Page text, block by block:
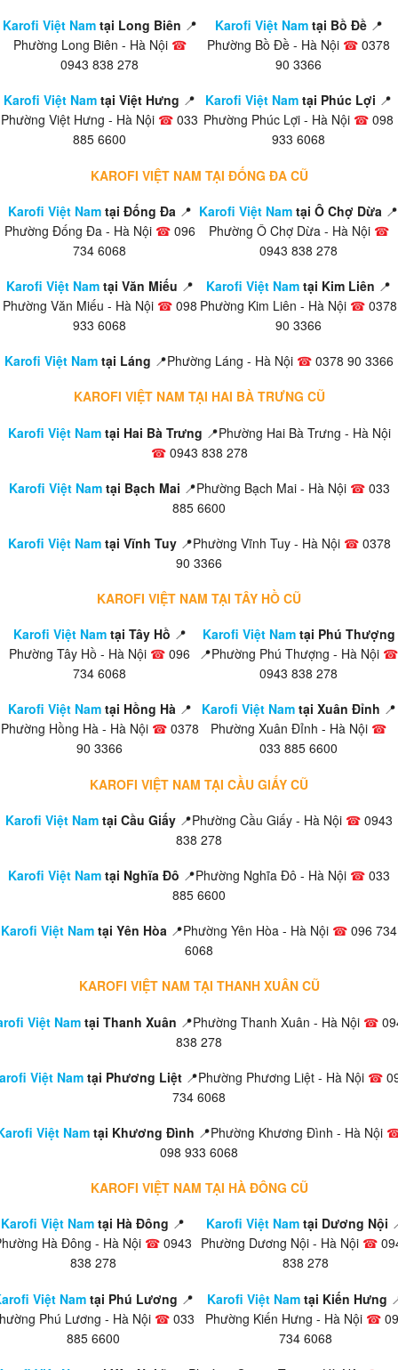
Karofi Việt Namtại Long Biên 📍
Phường Long Biên - Hà Nội ☎
0943 838 278
Karofi Việt Namtại Bồ Đề 📍
Phường Bồ Đề - Hà Nội ☎ 0378
90 3366
Karofi Việt Nam tại Việt Hưng 📍
Phường Việt Hưng - Hà Nội ☎ 033
885 6600
Karofi Việt Nam tại Phúc Lợi 📍
Phường Phúc Lợi - Hà Nội ☎ 098
933 6068
KAROFI VIỆT NAM TẠI ĐỐNG ĐA CŨ
Karofi Việt Namtại Đống Đa 📍
Phường Đống Đa - Hà Nội ☎096
734 6068
Karofi Việt Nam tại Ô Chợ Dừa 📍
Phường Ô Chợ Dừa - Hà Nội ☎
0943 838 278
Karofi Việt Namtại Văn Miếu 📍
Phường Văn Miếu - Hà Nội ☎098
933 6068
Karofi Việt Nam tại Kim Liên 📍
Phường Kim Liên - Hà Nội ☎ 0378
90 3366
Karofi Việt Nam tại Láng 📍Phường Láng - Hà Nội ☎ 0378 90 3366
KAROFI VIỆT NAM TẠI HAI BÀ TRƯNG CŨ
Karofi Việt Namtại Hai Bà Trưng 📍Phường Hai Bà Trưng - Hà Nội
☎0943 838 278
Karofi Việt Namtại Bạch Mai 📍Phường Bạch Mai - Hà Nội ☎033
885 6600
Karofi Việt Namtại Vĩnh Tuy 📍Phường Vĩnh Tuy - Hà Nội ☎0378
90 3366
KAROFI VIỆT NAM TẠI TÂY HỒ CŨ
Karofi Việt Namtại Tây Hồ 📍
Phường Tây Hồ - Hà Nội ☎ 096
734 6068
Karofi Việt Namtại Phú Thượng
📍Phường Phú Thượng - Hà Nội ☎
0943 838 278
Karofi Việt Namtại Hồng Hà 📍
Phường Hồng Hà - Hà Nội ☎0378
90 3366
Karofi Việt Namtại Xuân Đỉnh 📍
Phường Xuân Đỉnh - Hà Nội ☎
033 885 6600
KAROFI VIỆT NAM TẠI CẦU GIẤY CŨ
Karofi Việt Nam tại Cầu Giấy 📍Phường Cầu Giấy - Hà Nội ☎ 0943
838 278
Karofi Việt Nam tại Nghĩa Đô 📍Phường Nghĩa Đô - Hà Nội ☎ 033
885 6600
Karofi Việt Nam tại Yên Hòa 📍Phường Yên Hòa - Hà Nội ☎ 096 734
6068
KAROFI VIỆT NAM TẠI THANH XUÂN CŨ
Việt Nam tại Thanh Xuân 📍Phường Thanh Xuân - Hà Nội ☎
838 278
Việt Nam tại Phương Liệt 📍Phường Phương Liệt - Hà Nội ☎
734 6068
Việt Nam tại Khương Đình 📍Phường Khương Đình - Hà Nội
098 933 6068
KAROFI VIỆT NAM TẠI HÀ ĐÔNG CŨ
Karofi Việt Nam tại Hà Đông 📍
Hà Đông - Hà Nội ☎ 0943
838 278
Karofi Việt Nam tại Dương Nội
Phường Dương Nội - Hà Nội ☎
838 278
Việt Namtại Phú Lương 📍
Phú Lương - Hà Nội ☎ 033
885 6600
Karofi Việt Nam tại Kiến Hưng
Phường Kiến Hưng - Hà Nội ☎
734 6068